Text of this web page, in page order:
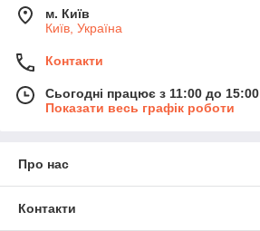
м. Київ
Київ, Україна
Контакти
Сьогодні працює з 11:00 до 15:00
Показати весь графік роботи
Про нас
Контакти